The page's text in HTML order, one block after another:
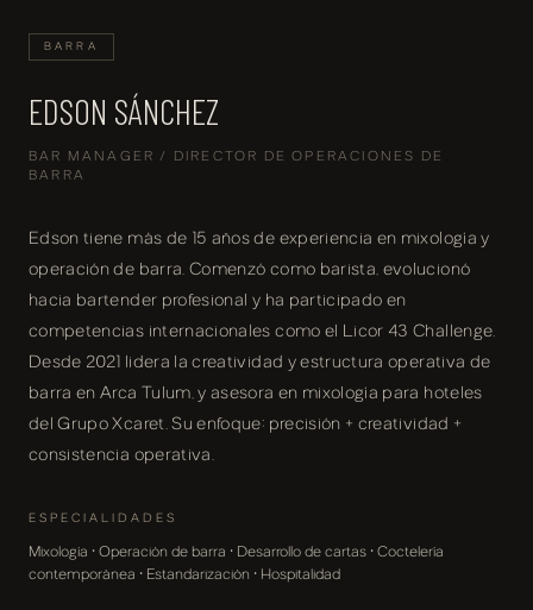
BARRA
EDSON SÁNCHEZ
BAR MANAGER / DIRECTOR DE OPERACIONES DE
BARRA
Edson tiene más de 15 años de experiencia en mixología y
operación de barra. Comenzó como barista, evolucionó
hacia bartender profesional y ha participado en
competencias internacionales como el Licor 43 Challenge.
Desde 2021 lidera la creatividad y estructura operativa de
barra en Arca Tulum, y asesora en mixología para hoteles
del Grupo Xcaret. Su enfoque: precisión + creatividad +
consistencia operativa.
ESPECIALIDADES
Mixología · Operación de barra · Desarrollo de cartas · Coctelería
contemporánea · Estandarización · Hospitalidad